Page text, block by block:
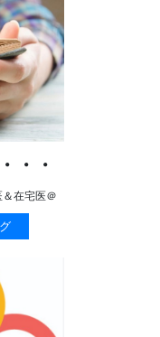
・・
在宅医＠